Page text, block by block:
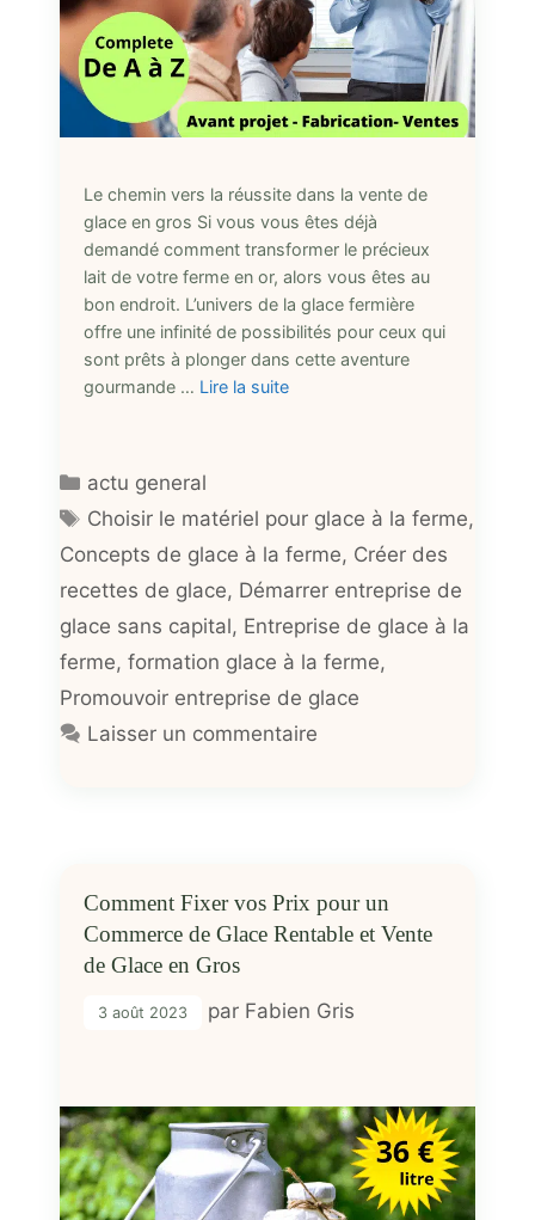
Le chemin vers la réussite dans la vente de
glace en gros Si vous vous êtes déjà
demandé comment transformer le précieux
lait de votre ferme en or, alors vous êtes au
bon endroit. L’univers de la glace fermière
offre une infinité de possibilités pour ceux qui
sont prêts à plonger dans cette aventure
gourmande … Lire la suite
Catégories
actu general
Étiquettes
Choisir le matériel pour glace à la ferme,
Concepts de glace à la ferme, Créer des
recettes de glace, Démarrer entreprise de
glace sans capital, Entreprise de glace à la
ferme, formation glace à la ferme,
Promouvoir entreprise de glace
Laisser un commentaire
Comment Fixer vos Prix pour un
Commerce de Glace Rentable et Vente
de Glace en Gros
3 août 2023 par Fabien Gris